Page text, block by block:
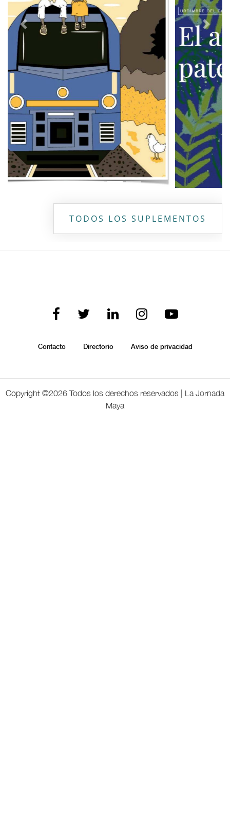
Previous Next
TODOS LOS SUPLEMENTOS
Contacto Directorio Aviso de privacidad
Copyright ©2026 Todos los derechos reservados | La Jornada
Maya